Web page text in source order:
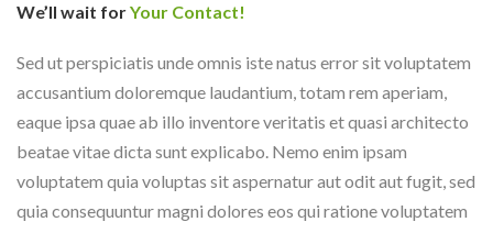
We’ll wait forYour Contact!
Sed ut perspiciatis unde omnis iste natus error sit voluptatem
accusantium doloremque laudantium, totam rem aperiam,
eaque ipsa quae ab illo inventore veritatis et quasi architecto
beatae vitae dicta sunt explicabo. Nemo enim ipsam
voluptatem quia voluptas sit aspernatur aut odit aut fugit, sed
quia consequuntur magni dolores eos qui ratione voluptatem